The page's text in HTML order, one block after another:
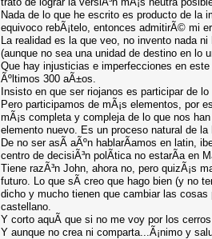
Nada de lo que he escrito es producto de la
equivoco rebÃ¡telo, entonces admitirÃ© mi
La realidad es la que veo, no invento nada
(aunque no sea una unidad de destino en lo
Que hay injusticias e imperfecciones en
Ãºltimos 300 aÃ±os.
Insisto en que ser riojanos es participar de
Pero participamos de mÃ¡s elementos, por
mÃ¡s completa y compleja de lo que nos
elemento nuevo. Es un proceso natural de
De no ser asÃ­ aÃºn hablarÃ­amos en latin,
centro de decisiÃ³n polÃ­tica no estarÃ­a en
Tiene razÃ³n John, ahora no, pero quizÃ¡s
futuro. Lo que sÃ­ creo que hago bien (y no
dicho y mucho tienen que cambiar las
castellano.
Y corto aquÃ­ que si no me voy por los
Y aunque no crea ni comparta...Ã¡nimo y